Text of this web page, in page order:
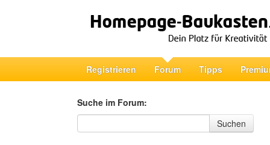
Registrieren Forum Tipps
Suche im Forum:
Suche im Forum
Suchen